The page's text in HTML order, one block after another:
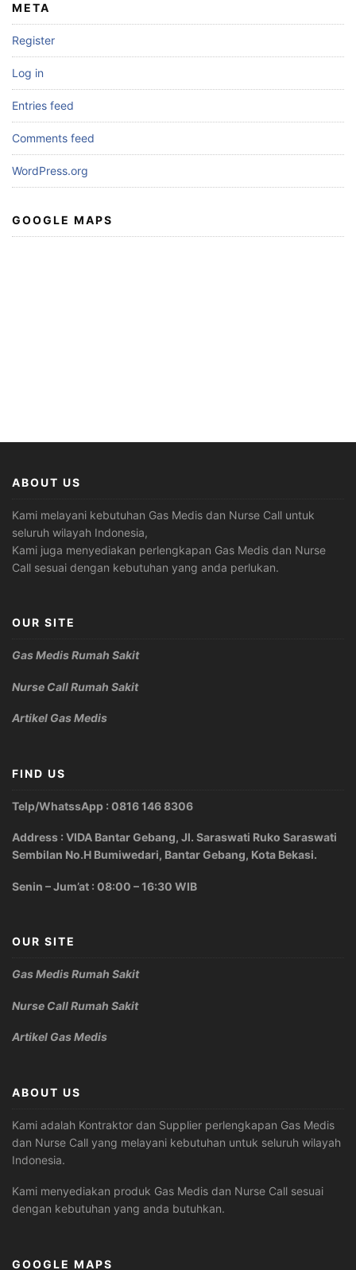
META
Register
Log in
Entries feed
Comments feed
WordPress.org
GOOGLE MAPS
ABOUT US
Kami melayani kebutuhan Gas Medis dan Nurse Call untuk
seluruh wilayah Indonesia,
Kami juga menyediakan perlengkapan Gas Medis dan Nurse
Call sesuai dengan kebutuhan yang anda perlukan.
OUR SITE
Gas Medis Rumah Sakit
Nurse Call Rumah Sakit
Artikel Gas Medis
FIND US
Telp/WhatssApp : 0816 146 8306
Address : VIDA Bantar Gebang, Jl. Saraswati Ruko Saraswati
Sembilan No.H Bumiwedari, Bantar Gebang, Kota Bekasi.
Senin – Jum’at : 08:00 – 16:30 WIB
OUR SITE
Gas Medis Rumah Sakit
Nurse Call Rumah Sakit
Artikel Gas Medis
ABOUT US
Kami adalah Kontraktor dan Supplier perlengkapan Gas Medis
dan Nurse Call yang melayani kebutuhan untuk seluruh wilayah
Indonesia.
Kami menyediakan produk Gas Medis dan Nurse Call sesuai
dengan kebutuhan yang anda butuhkan.
GOOGLE MAPS